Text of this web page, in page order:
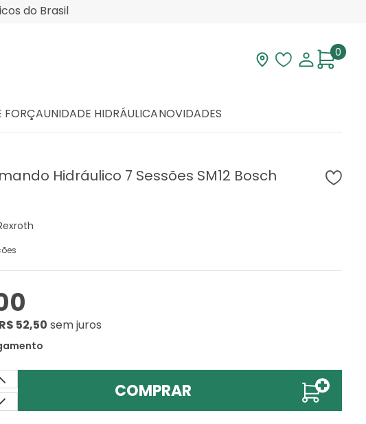
do Brasil
Visite nossa loja
Lista deMinha
0
FORÇAUNIDADE HIDRÁULICANOVIDADES
Hidráulico 7 Sessões SM12 Bosch
R$ 52,50 sem juros
COMPRAR